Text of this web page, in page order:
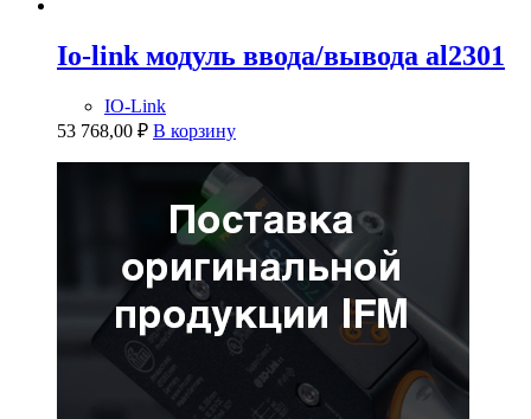
Io-link модуль ввода/вывода al2301
IO-Link
53 768,00 ₽ В корзину